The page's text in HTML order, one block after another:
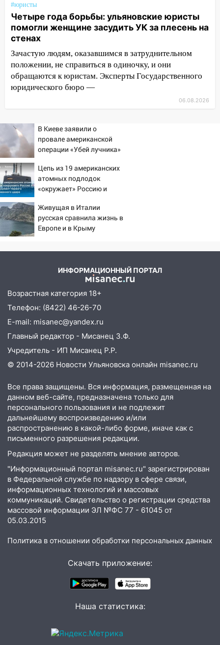
автоподставщиков
13:36 В Инзе произошел крупный пожар
13:00
мужчины, которого необоснованно
обвиняли в жестоком обращении с
животными
12:28 Миллион на «льготниках»: в
проездными
12:10
Ульяновский алиментщик накопил
120 тысяч долга
11:49
Снят режим «Ракетная
опасность» на территории Ульяновской
области
11:30
Кабмин РФ разрешил до 1 июля
2027 года импорт, выпуск и обращение
бензина Евро 2, Евро 3, Евро 4
11:12 Соцсети: на Рябикова автомобиль
Где есть бензин в Ульяновске
днем 6 августа: список АЗС
10:16 Внимание! В Ульяновской области
объявлена ракетная опасность
10:00 В Старомайнском районе утонул
51-летний мужчина
09:50 В Ульяновске черный коршун
09:44 Ульяновские спасатели помогли
юному велосипедисту на улице
Чернышевского
08:21 В Заволжском районе украли два
велосипеда
07:18
В Ульяновск идет
тридцатиградусная жара: какая будет
погода в четверг
06:00 Четыре года борьбы: ульяновские
юристы помогли женщине засудить УК
за плесень на стенах
05:00
Кому 6 августа звезды сулят
05.08.2026
ДТП с мотоциклистом
жительницу Ульяновской области
#юристы
Четыре года борьбы: ульяновские юристы
помогли женщине засудить УК за плесень на
стенах
Зачастую людям, оказавшимся в затруднительном
положении, не справиться в одиночку, и они
обращаются к юристам. Эксперты Государственного
юридического бюро —
06.08.2026
В Киеве заявили о
провале американской
операции «Убей лучника»
Цепь из 19 американских
атомных подлодок
«окружает» Россию и
первого массированного
удара
Живущая в Италии
русская сравнила жизнь в
Европе и в Крыму
ИНФОРМАЦИОННЫЙ ПОРТАЛ
Возрастная категория 18+
Телефон: (8422) 46-26-70
E-mail: misanec@yandex.ru
Главный редактор - Мисанец З.Ф.
Учредитель - ИП Мисанец Р.Р.
© 2014-2026 Новости Ульяновска онлайн misanec.ru
Все права защищены. Вся информация, размещенная на
данном веб-сайте, предназначена только для
персонального пользования и не подлежит
дальнейшему воспроизведению и/или
распространению в какой-либо форме, иначе как с
письменного разрешения редакции.
Редакция может не разделять мнение авторов.
"Информационный портал misanec.ru" зарегистрирован
в Федеральной службе по надзору в сфере связи,
информационных технологий и массовых
коммуникаций. Свидетельство о регистрации средства
массовой информации ЭЛ №ФС 77 - 61045 от
05.03.2015
Политика в отношении обработки персональных данных
Скачать приложение:
Наша статистика: